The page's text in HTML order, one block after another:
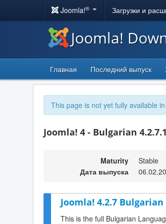
Joomla!® Загрузки и
Joomla!
Главная Последний выпуск
This page is not yet fully available
Joomla! 4 - Bulgarian 4.2.7.1
Maturity
Stable
Дата выпуска
Joomla! 4.2.7 Bulgarian
This is the full Bulgarian